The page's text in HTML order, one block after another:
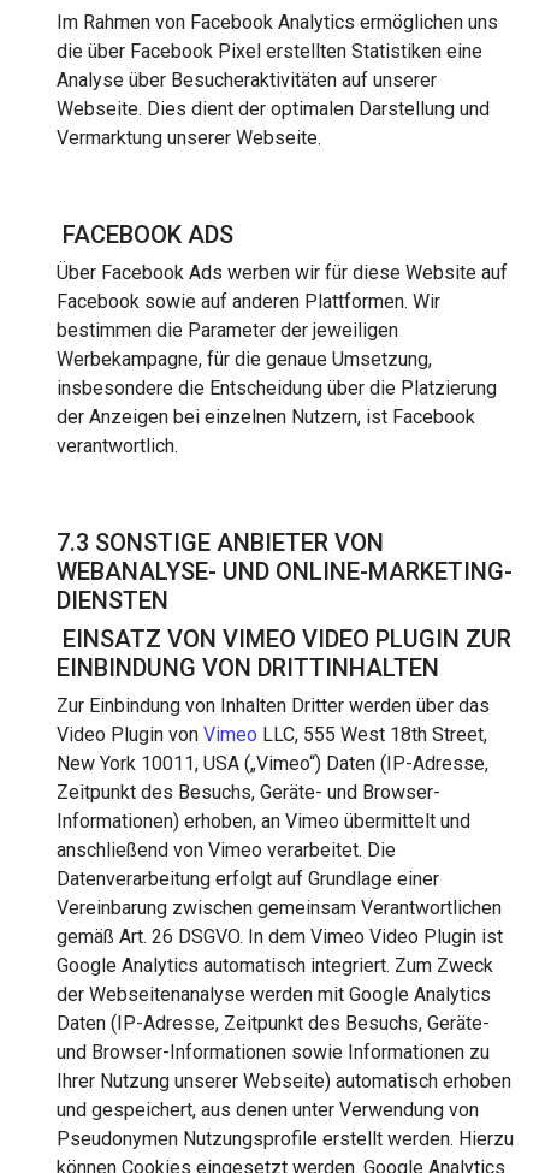
Im Rahmen von Facebook Analytics ermöglichen uns
die über Facebook Pixel erstellten Statistiken eine
Analyse über Besucheraktivitäten auf unserer
Webseite. Dies dient der optimalen Darstellung und
Vermarktung unserer Webseite.
FACEBOOK ADS
Über Facebook Ads werben wir für diese Website auf
Facebook sowie auf anderen Plattformen. Wir
bestimmen die Parameter der jeweiligen
Werbekampagne, für die genaue Umsetzung,
insbesondere die Entscheidung über die Platzierung
der Anzeigen bei einzelnen Nutzern, ist Facebook
verantwortlich.
7.3 SONSTIGE ANBIETER VON
WEBANALYSE- UND ONLINE-MARKETING-
DIENSTEN
EINSATZ VON VIMEO VIDEO PLUGIN ZUR
EINBINDUNG VON DRITTINHALTEN
Zur Einbindung von Inhalten Dritter werden über das
Video Plugin von Vimeo LLC, 555 West 18th Street,
New York 10011, USA („Vimeo“) Daten (IP-Adresse,
Zeitpunkt des Besuchs, Geräte- und Browser-
Informationen) erhoben, an Vimeo übermittelt und
anschließend von Vimeo verarbeitet. Die
Datenverarbeitung erfolgt auf Grundlage einer
Vereinbarung zwischen gemeinsam Verantwortlichen
gemäß Art. 26 DSGVO. In dem Vimeo Video Plugin ist
Google Analytics automatisch integriert. Zum Zweck
der Webseitenanalyse werden mit Google Analytics
Daten (IP-Adresse, Zeitpunkt des Besuchs, Geräte-
und Browser-Informationen sowie Informationen zu
Ihrer Nutzung unserer Webseite) automatisch erhoben
und gespeichert, aus denen unter Verwendung von
Pseudonymen Nutzungsprofile erstellt werden. Hierzu
können Cookies eingesetzt werden. Google Analytics